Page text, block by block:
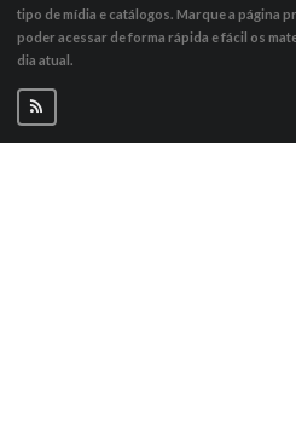
tipo de mídia e catálogos. Marque a página
poder acessar de forma rápida e fácil os
dia atual.